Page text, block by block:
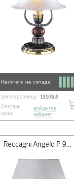
Наличие на складе
Цена в розницу: 13 978 ₽
Оптовая
цена:
войдите в
кабинет
Reccagni Angelo P 9660 G